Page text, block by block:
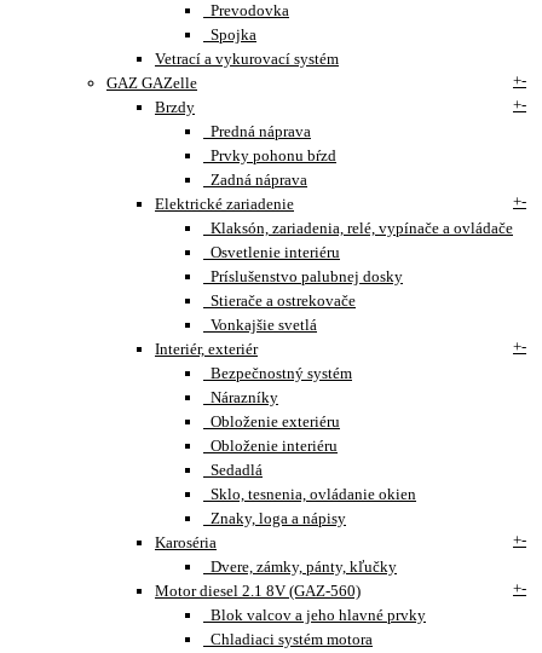
Prevodovka
Spojka
Vetrací a vykurovací systém
GAZ GAZelle
+-
Brzdy
+-
Predná náprava
Prvky pohonu bŕzd
Zadná náprava
Elektrické zariadenie
+-
Klaksón, zariadenia, relé, vypínače a ovládače
Osvetlenie interiéru
Príslušenstvo palubnej dosky
Stierače a ostrekovače
Vonkajšie svetlá
Interiér, exteriér
+-
Bezpečnostný systém
Nárazníky
Obloženie exteriéru
Obloženie interiéru
Sedadlá
Sklo, tesnenia, ovládanie okien
Znaky, loga a nápisy
Karoséria
+-
Dvere, zámky, pánty, kľučky
Motor diesel 2.1 8V (GAZ-560)
+-
Blok valcov a jeho hlavné prvky
Chladiaci systém motora